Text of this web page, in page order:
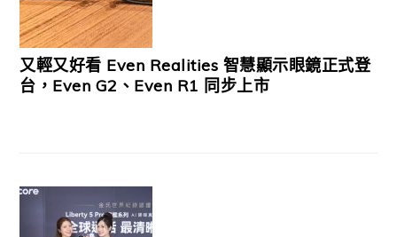
又輕又好看 Even Realities 智慧顯示眼鏡正式登
台，Even G2、Even R1 同步上市